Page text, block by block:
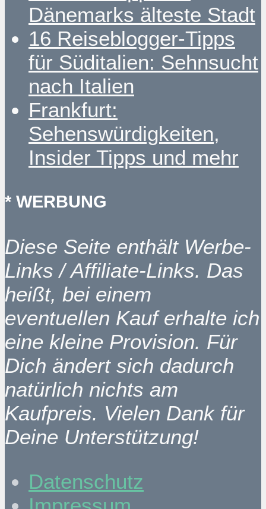
Dänemarks älteste Stadt
16 Reiseblogger-Tipps
für Süditalien: Sehnsucht
nach Italien
Frankfurt:
Sehenswürdigkeiten,
Insider Tipps und mehr
* WERBUNG
Diese Seite enthält Werbe-
Links / Affiliate-Links. Das
heißt, bei einem
eventuellen Kauf erhalte ich
eine kleine Provision. Für
Dich ändert sich dadurch
natürlich nichts am
Kaufpreis. Vielen Dank für
Deine Unterstützung!
Datenschutz